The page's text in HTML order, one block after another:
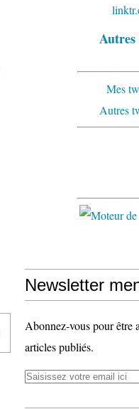
Autres
Mes
Autres
Newsletter
Abonnez-vous pour être
articles publiés.